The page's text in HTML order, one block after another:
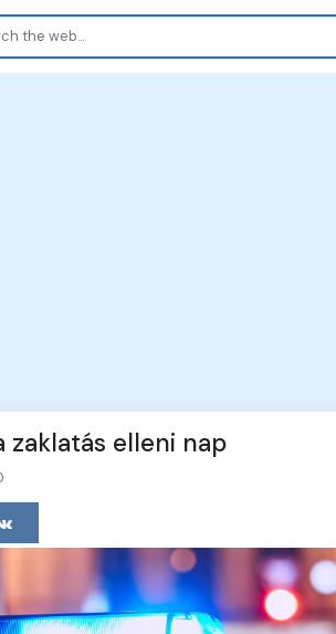
zaklatás elleni nap